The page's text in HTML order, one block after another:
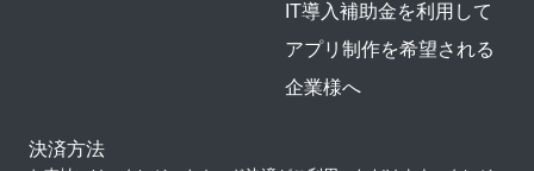
IT導入補助金を利用して
アプリ制作を希望される
企業様へ
決済方法